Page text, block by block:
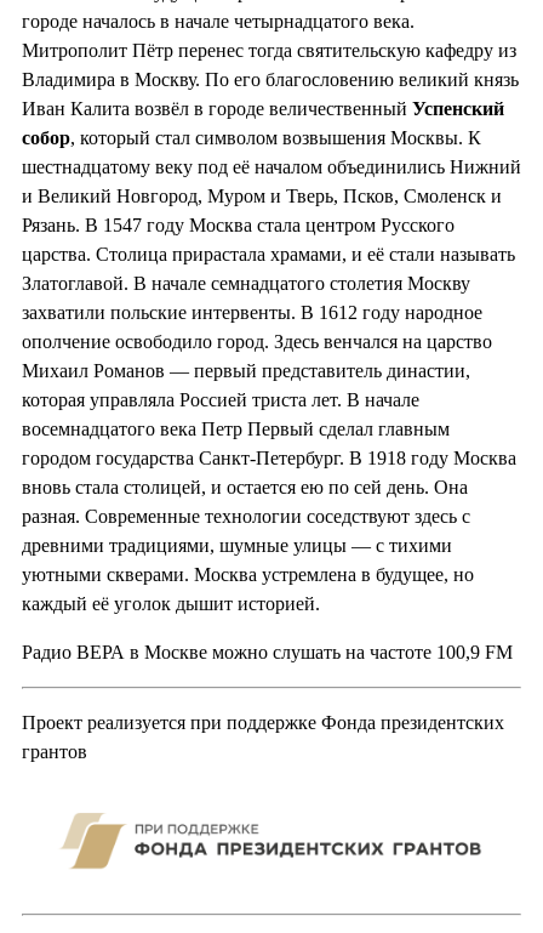
городе началось в начале четырнадцатого века.
Митрополит Пётр перенес тогда святительскую кафедру из
Владимира в Москву. По его благословению великий князь
Иван Калита возвёл в городе величественный Успенский
собор, который стал символом возвышения Москвы. К
шестнадцатому веку под её началом объединились Нижний
и Великий Новгород, Муром и Тверь, Псков, Смоленск и
Рязань. В 1547 году Москва стала центром Русского
царства. Столица прирастала храмами, и её стали называть
Златоглавой. В начале семнадцатого столетия Москву
захватили польские интервенты. В 1612 году народное
ополчение освободило город. Здесь венчался на царство
Михаил Романов — первый представитель династии,
которая управляла Россией триста лет. В начале
восемнадцатого века Петр Первый сделал главным
городом государства Санкт-Петербург. В 1918 году Москва
вновь стала столицей, и остается ею по сей день. Она
разная. Современные технологии соседствуют здесь с
древними традициями, шумные улицы — с тихими
уютными скверами. Москва устремлена в будущее, но
каждый её уголок дышит историей.
Радио ВЕРА в Москве можно слушать на частоте 100,9 FM
Проект реализуется при поддержке Фонда президентских
грантов